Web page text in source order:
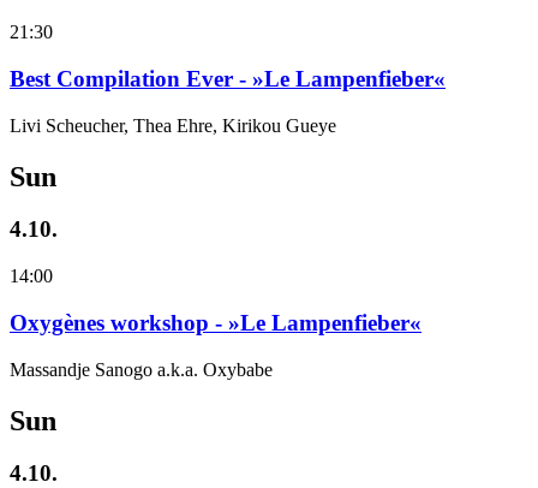
21:30
Best Compilation Ever - »Le Lampenfieber«
Livi Scheucher, Thea Ehre, Kirikou Gueye
Sun
4.10.
14:00
Oxygènes workshop - »Le Lampenfieber«
Massandje Sanogo a.k.a. Oxybabe
Sun
4.10.